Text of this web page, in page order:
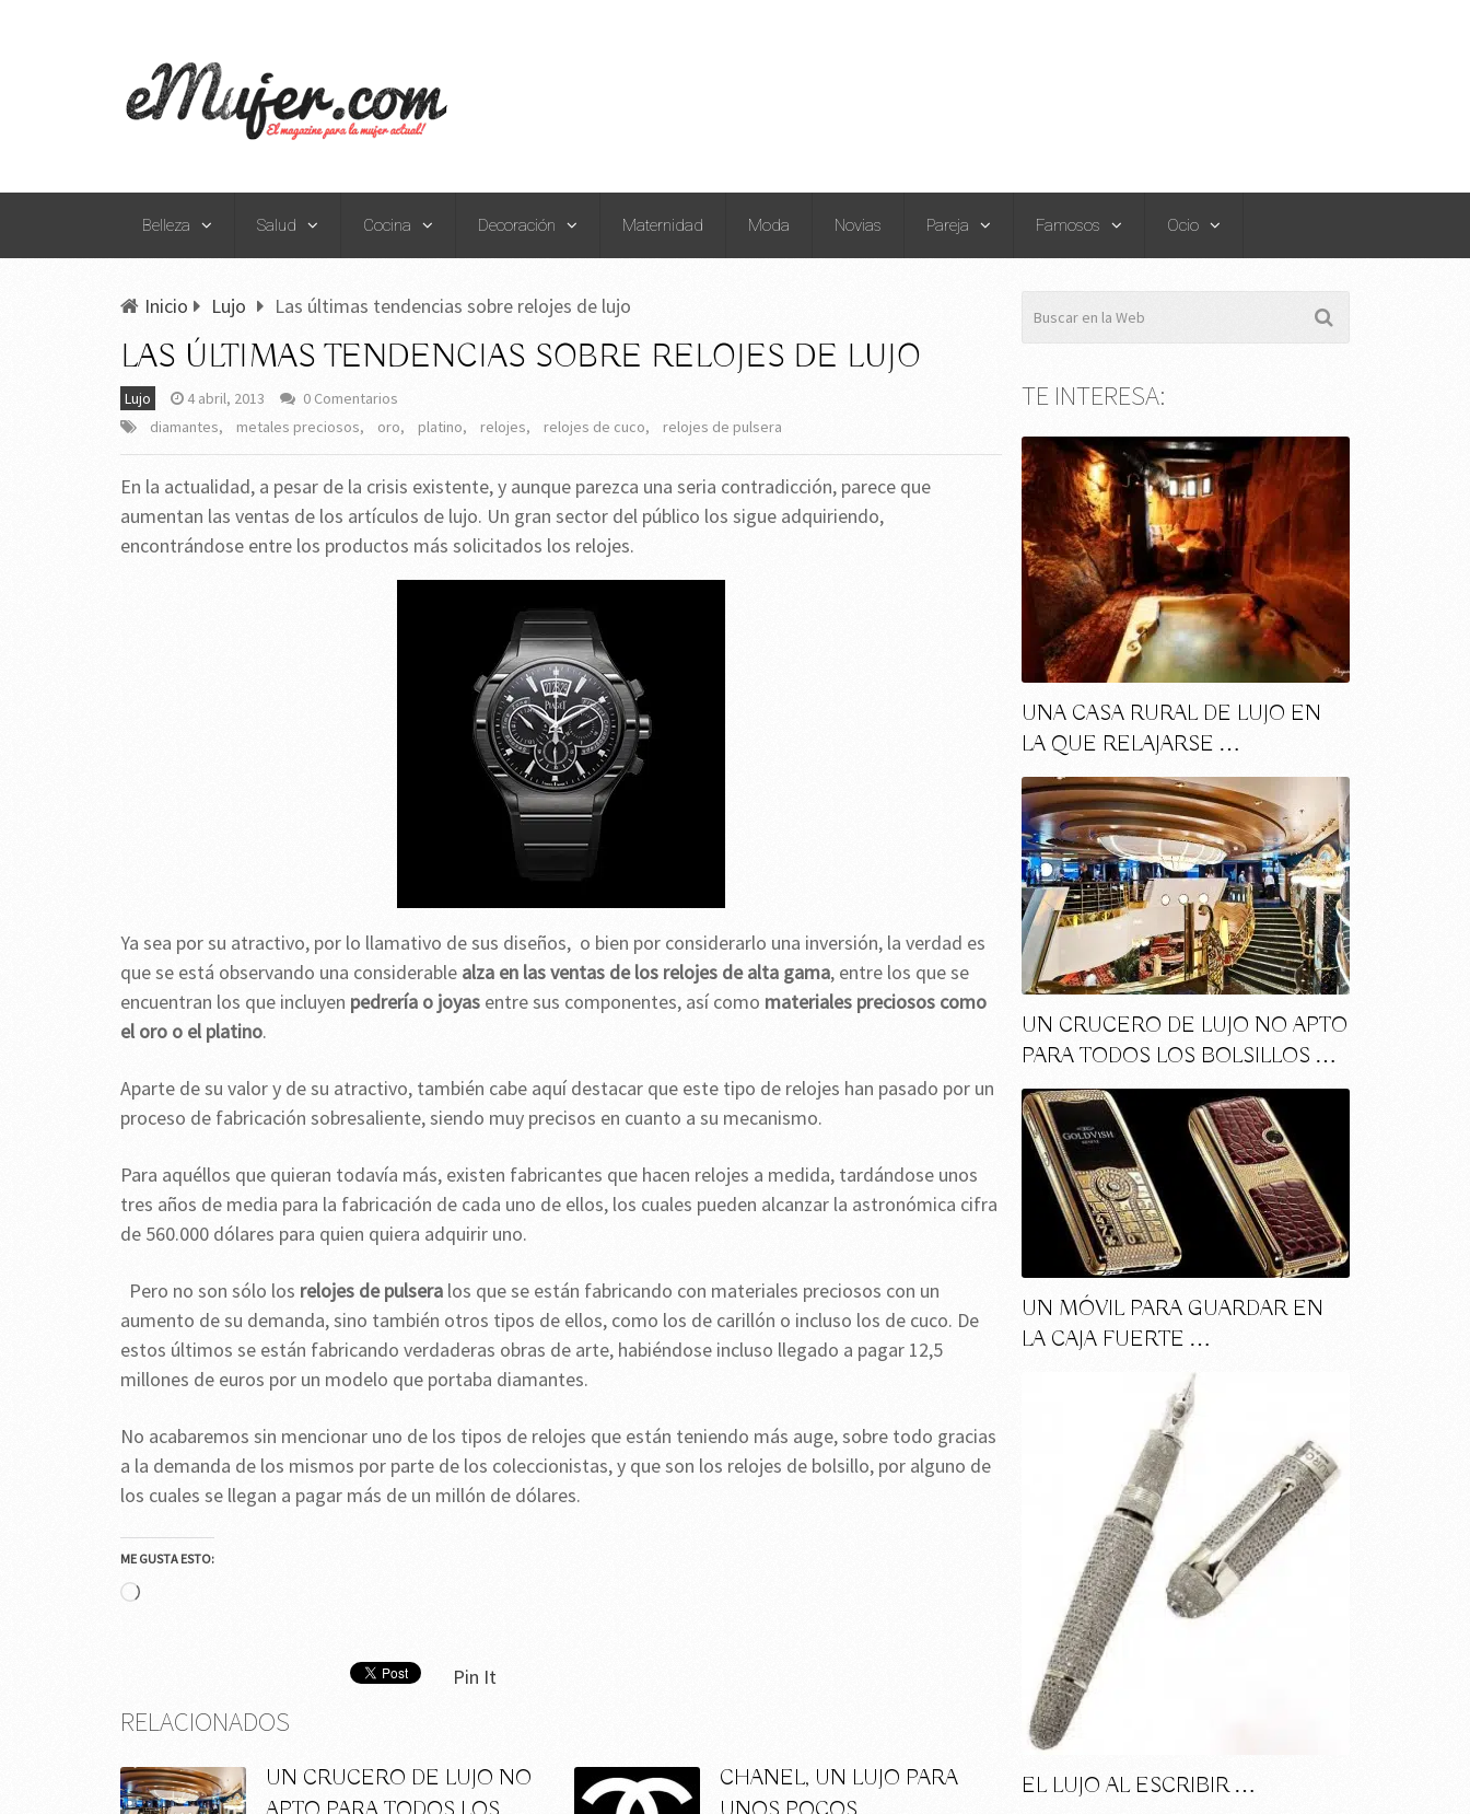
Belleza Salud Cocina Decoración Maternidad Moda Novias Pareja Famosos Ocio
Inicio Lujo Las últimas tendencias sobre relojes de lujo
LAS ÚLTIMAS TENDENCIAS SOBRE RELOJES DE LUJO
Lujo 4 abril, 2013
0 Comentarios
diamantes, metales preciosos, oro, platino, relojes, relojes de cuco, relojes de pulsera
En la actualidad, a pesar de la crisis existente, y aunque parezca una seria contradicción, parece que
aumentan las ventas de los artículos de lujo. Un gran sector del público los sigue adquiriendo,
encontrándose entre los productos más solicitados los relojes.
Ya sea por su atractivo, por lo llamativo de sus diseños, o bien por considerarlo una inversión, la verdad es
que se está observando una considerable alza en las ventas de los relojes de alta gama, entre los que se
encuentran los que incluyen pedrería o joyas entre sus componentes, así como materiales preciosos como
el oro o el platino.
Aparte de su valor y de su atractivo, también cabe aquí destacar que este tipo de relojes han pasado por un
proceso de fabricación sobresaliente, siendo muy precisos en cuanto a su mecanismo.
Para aquéllos que quieran todavía más, existen fabricantes que hacen relojes a medida, tardándose unos
tres años de media para la fabricación de cada uno de ellos, los cuales pueden alcanzar la astronómica cifra
de 560.000 dólares para quien quiera adquirir uno.
Pero no son sólo los relojes de pulsera los que se están fabricando con materiales preciosos con un
aumento de su demanda, sino también otros tipos de ellos, como los de carillón o incluso los de cuco. De
estos últimos se están fabricando verdaderas obras de arte, habiéndose incluso llegado a pagar 12,5
millones de euros por un modelo que portaba diamantes.
No acabaremos sin mencionar uno de los tipos de relojes que están teniendo más auge, sobre todo gracias
a la demanda de los mismos por parte de los coleccionistas, y que son los relojes de bolsillo, por alguno de
los cuales se llegan a pagar más de un millón de dólares.
ME GUSTA ESTO:
Cargando...
Pin It
RELACIONADOS
UN CRUCERO DE LUJO NO
CHANEL, UN LUJO PARA
TE INTERESA:
UNA CASA RURAL DE LUJO EN
LA QUE RELAJARSE …
UN CRUCERO DE LUJO NO APTO
PARA TODOS LOS BOLSILLOS …
UN MÓVIL PARA GUARDAR EN
LA CAJA FUERTE …
EL LUJO AL ESCRIBIR …